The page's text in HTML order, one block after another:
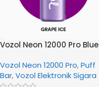
Vozol Neon 12000 Pro Blue
Vozol Neon 12000 Pro,Puff
Bar,Vozol Elektronik Sigara